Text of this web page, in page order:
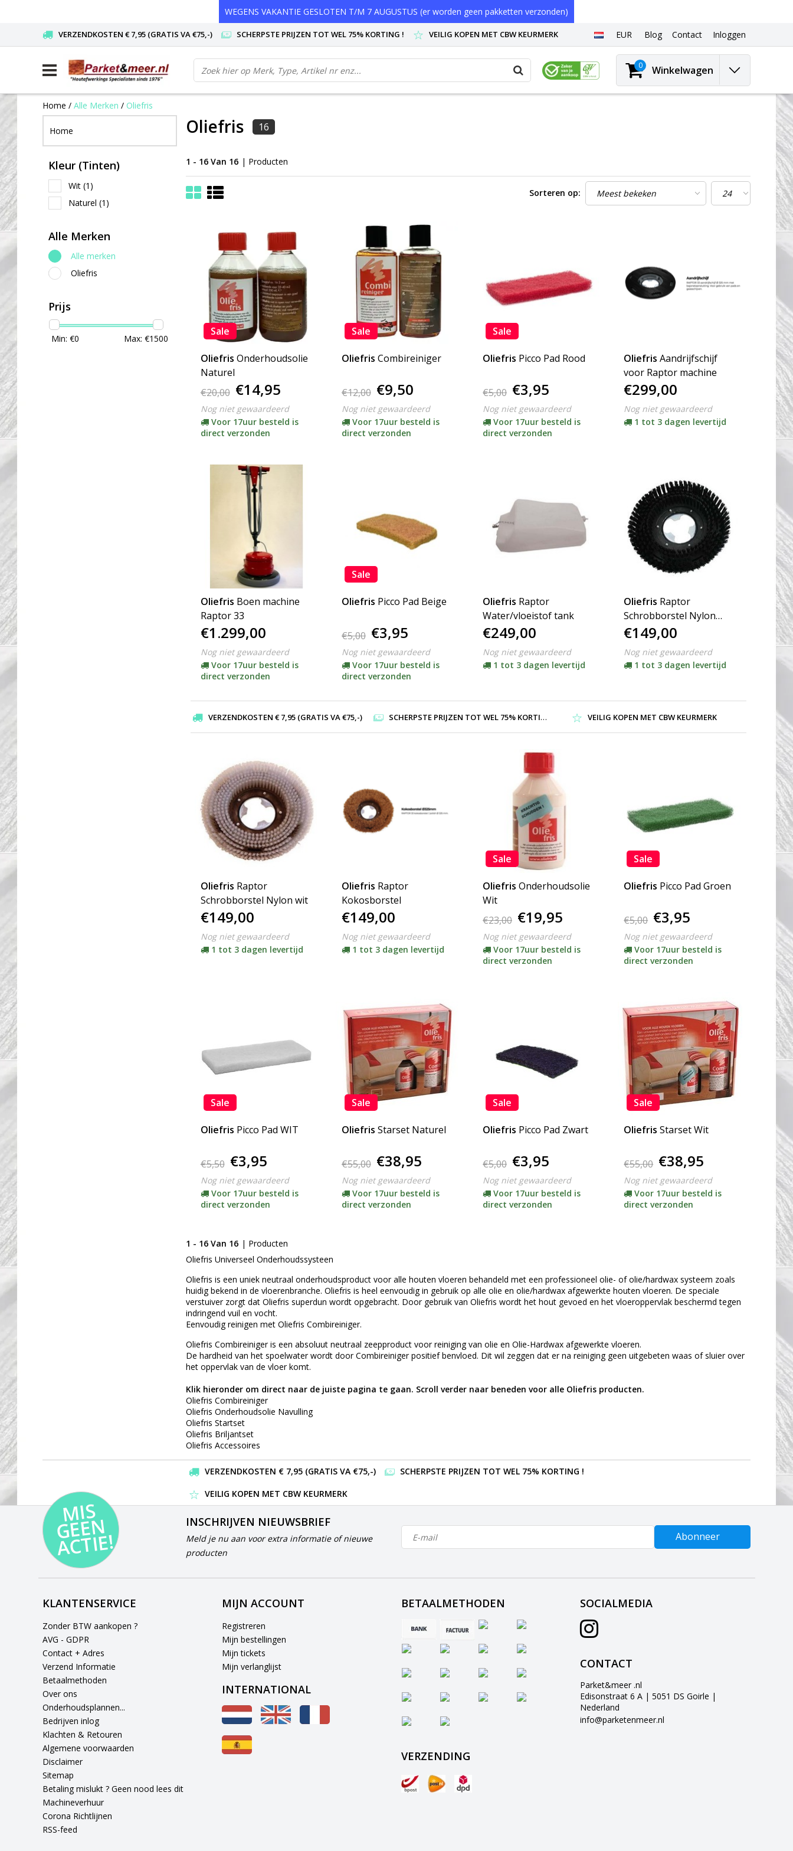
WEGENS VAKANTIE GESLOTEN T/M 7 AUGUSTUS (er worden geen pakketten verzonden)
VERZENDKOSTEN € 7,95 (GRATIS VA €75,-) SCHERPSTE PRIJZEN TOT WEL 75% KORTING ! VEILIG KOPEN MET CBW KEURMERK EUR Blog Contact Inloggen
0 Winkelwagen
Home / Alle Merken / Oliefris
Home
Kleur (Tinten)
Wit (1)
Naturel (1)
Alle Merken
Alle merken
Oliefris
Prijs
Min: €0 Max: €1500
Oliefris 16
1 - 16 Van 16 | Producten
Sorteren op:
Sale
Oliefris Onderhoudsolie
Naturel
€20,00 €14,95
Nog niet gewaardeerd
Voor 17uur besteld is
direct verzonden
Sale
Oliefris Combireiniger
€12,00 €9,50
Nog niet gewaardeerd
Voor 17uur besteld is
direct verzonden
Sale
Oliefris Picco Pad Rood
€5,00 €3,95
Nog niet gewaardeerd
Voor 17uur besteld is
direct verzonden
Oliefris Aandrijfschijf
voor Raptor machine
€299,00
Nog niet gewaardeerd
1 tot 3 dagen levertijd
Oliefris Boen machine
Raptor 33
€1.299,00
Nog niet gewaardeerd
Voor 17uur besteld is
direct verzonden
Sale
Oliefris Picco Pad Beige
€5,00 €3,95
Nog niet gewaardeerd
Voor 17uur besteld is
direct verzonden
Oliefris Raptor
Water/vloeistof tank
€249,00
Nog niet gewaardeerd
1 tot 3 dagen levertijd
Oliefris Raptor
Schrobborstel Nylon
Zwart
€149,00
Nog niet gewaardeerd
1 tot 3 dagen levertijd
VERZENDKOSTEN € 7,95 (GRATIS VA €75,-) SCHERPSTE PRIJZEN TOT WEL 75% KORTING ! VEILIG KOPEN MET CBW KEURMERK
Oliefris Raptor
Schrobborstel Nylon wit
€149,00
Nog niet gewaardeerd
1 tot 3 dagen levertijd
Oliefris Raptor
Kokosborstel
€149,00
Nog niet gewaardeerd
1 tot 3 dagen levertijd
Sale
Oliefris Onderhoudsolie
Wit
€23,00 €19,95
Nog niet gewaardeerd
Voor 17uur besteld is
direct verzonden
Sale
Oliefris Picco Pad Groen
€5,00 €3,95
Nog niet gewaardeerd
Voor 17uur besteld is
direct verzonden
Sale
Oliefris Picco Pad WIT
€5,50 €3,95
Nog niet gewaardeerd
Voor 17uur besteld is
direct verzonden
Sale
Oliefris Starset Naturel
€55,00 €38,95
Nog niet gewaardeerd
Voor 17uur besteld is
direct verzonden
Sale
Oliefris Picco Pad Zwart
€5,00 €3,95
Nog niet gewaardeerd
Voor 17uur besteld is
direct verzonden
Sale
Oliefris Starset Wit
€55,00 €38,95
Nog niet gewaardeerd
Voor 17uur besteld is
direct verzonden
1 - 16 Van 16 | Producten
Oliefris Universeel Onderhoudssysteen
Oliefris is een uniek neutraal onderhoudsproduct voor alle houten vloeren behandeld met een professioneel olie- of olie/hardwax systeem zoals
huidig bekend in de vloerenbranche. Oliefris is heel eenvoudig in gebruik op alle olie en olie/hardwax afgewerkte houten vloeren. De speciale
verstuiver zorgt dat Oliefris superdun wordt opgebracht. Door gebruik van Oliefris wordt het hout gevoed en het vloeroppervlak beschermd tegen
indringend vuil en vocht.
Eenvoudig reinigen met Oliefris Combireiniger.
Oliefris Combireiniger is een absoluut neutraal zeepproduct voor reiniging van olie en Olie-Hardwax afgewerkte vloeren.
De hardheid van het spoelwater wordt door Combireiniger positief benvloed. Dit wil zeggen dat er na reiniging geen uitgebeten waas of sluier over
het oppervlak van de vloer komt.
Klik hieronder om direct naar de juiste pagina te gaan. Scroll verder naar beneden voor alle Oliefris producten.
Oliefris Combireiniger
Oliefris Onderhoudsolie Navulling
Oliefris Startset
Oliefris Briljantset
Oliefris Accessoires
VERZENDKOSTEN € 7,95 (GRATIS VA €75,-)
SCHERPSTE PRIJZEN TOT WEL 75% KORTING !
VEILIG KOPEN MET CBW KEURMERK
MI
S
G
E
E
N
A
C
TI
E!
INSCHRIJVEN NIEUWSBRIEF
Meld je nu aan voor extra informatie of nieuwe
producten
Abonneer
KLANTENSERVICE
Zonder BTW aankopen ?
AVG - GDPR
Contact + Adres
Verzend Informatie
Betaalmethoden
Over ons
Onderhoudsplannen...
Bedrijven inlog
Klachten & Retouren
Algemene voorwaarden
Disclaimer
Sitemap
Betaling mislukt ? Geen nood lees dit
Machineverhuur
Corona Richtlijnen
RSS-feed
MIJN ACCOUNT
Registreren
Mijn bestellingen
Mijn tickets
Mijn verlanglijst
INTERNATIONAL
BETAALMETHODEN
VERZENDING
SOCIALMEDIA
CONTACT
Parket&meer .nl
Edisonstraat 6 A | 5051 DS Goirle |
Nederland
info@parketenmeer.nl